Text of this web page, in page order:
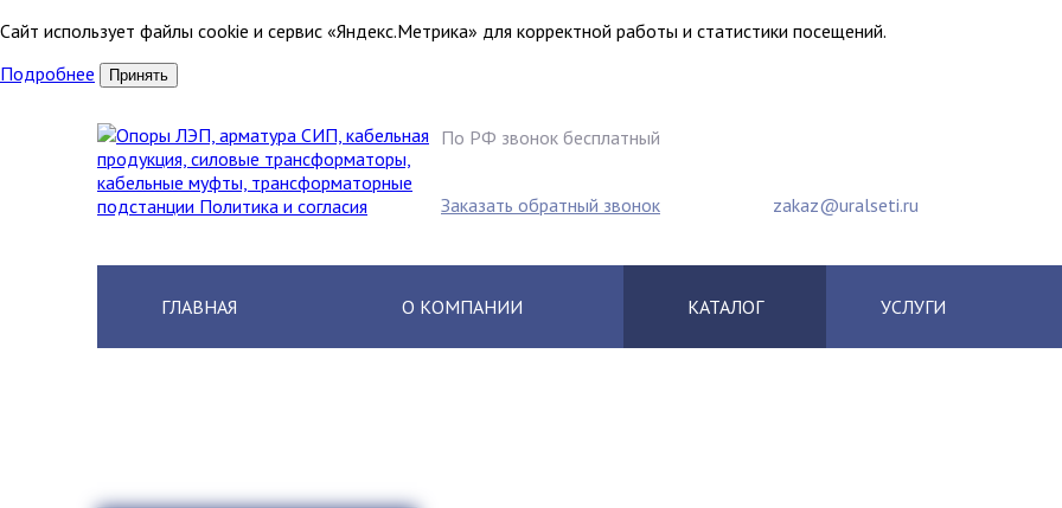
Сайт использует файлы cookie и сервис «Яндекс.Метрика» для корректной работы и статистики посещений.
Подробнее
Принять
По РФ звонок бесплатный
Заказать обратный звонок zakaz@uralseti.ru
ГЛАВНАЯ О КОМПАНИИ КАТАЛОГ УСЛУГИ